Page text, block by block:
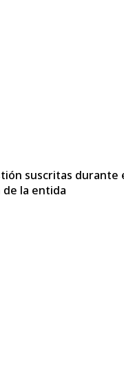
suscritas
de la entida